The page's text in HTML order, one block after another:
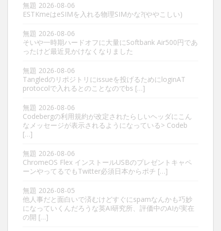
無題 2026-08-06
ESTKmeはeSIMを入れる物理SIMかな?(ややこしい)
無題 2026-08-06
そいや一時期ハードオフに大量にSoftbank Air500円であ
ったけど最近見かけなくなりました
無題 2026-08-06
Tangledのリポジトリにissueを投げるためにloginAT
protocolで入れるとのことなのでbs […]
無題 2026-08-06
Codebergの利用規約が改定されたらしいヘッダにこん
なメッセージが表示されるようになっている> Codeb
[…]
無題 2026-08-06
ChromeOS Flex インストールUSBのプレゼントキャペ
ーンやってるでもTwitter必須日本からポチ […]
無題 2026-08-05
他人事だと面白いで済むけどすぐにspamなんかも巧妙
になっていくんだろうな英AI研究所、評価中のAIが実在
の開 […]